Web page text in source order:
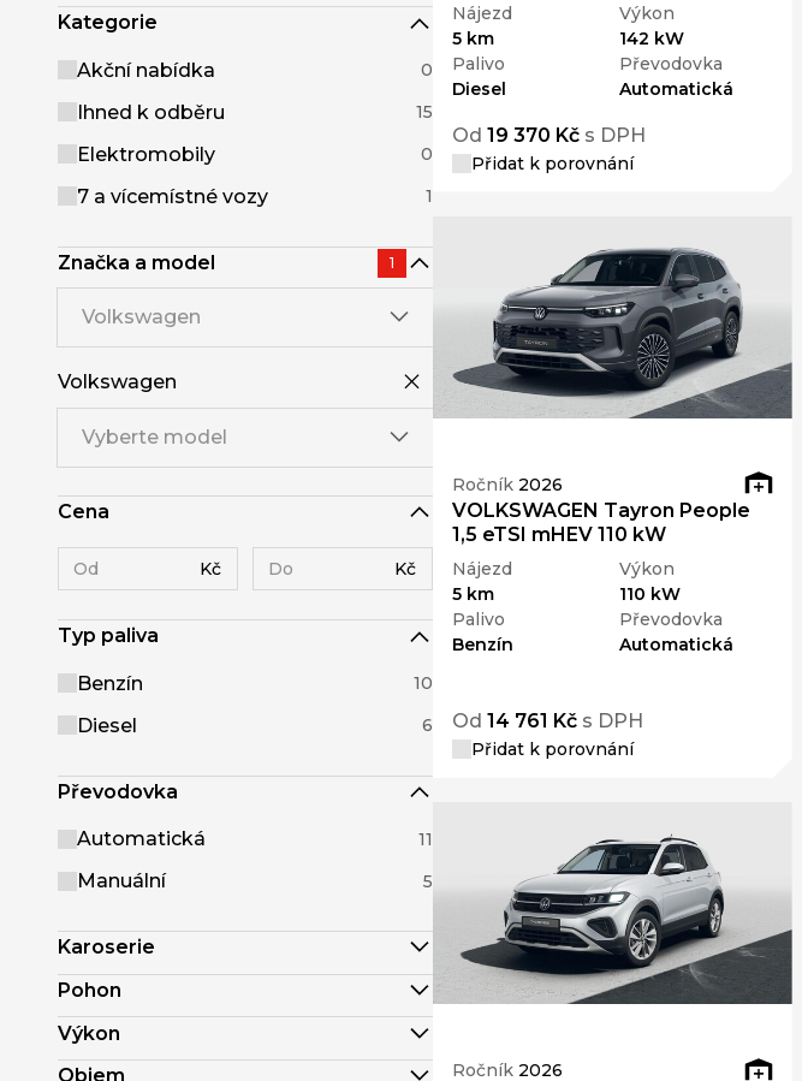
Kategorie
Akční nabídka 0
Ihned k odběru 15
Elektromobily 0
7 a vícemístné vozy 1
Značka a model 1
Volkswagen
Volkswagen
Vyberte model
Cena
Kč Kč
Typ paliva
Benzín 10
Diesel 6
Převodovka
Automatická 11
Manuální 5
Karoserie
Pohon
Výkon
Objem
Nájezd
5 km
Výkon
142 kW
Palivo
Diesel
Převodovka
Automatická
Od 19 370 Kč s DPH
Přidat k porovnání
Ročník 2026
VOLKSWAGEN Tayron People
1,5 eTSI mHEV 110 kW
Nájezd
5 km
Výkon
110 kW
Palivo
Benzín
Převodovka
Automatická
Od 14 761 Kč s DPH
Přidat k porovnání
Ročník 2026